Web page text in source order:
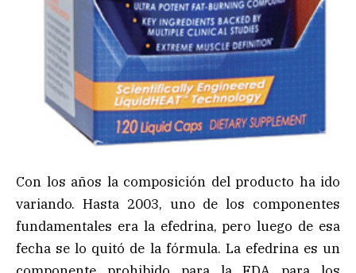
Con los años la composición del producto ha ido
variando. Hasta 2003, uno de los componentes
fundamentales era la efedrina, pero luego de esa
fecha se lo quitó de la fórmula. La efedrina es un